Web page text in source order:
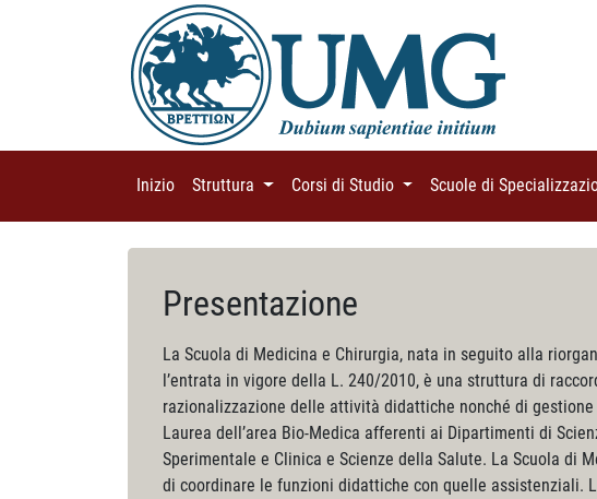
Inizio (current)
Struttura (current)Corsi di Studio (current)Scuole di
Presentazione
La Scuola di Medicina e Chirurgia, nata in seguito alla
l’entrata in vigore della L. 240/2010, è una struttura di
razionalizzazione delle attività didattiche nonché di
Laurea dell’area Bio-Medica afferenti ai Dipartimenti di
Sperimentale e Clinica e Scienze della Salute. La Scuola di
di coordinare le funzioni didattiche con quelle assistenziali.